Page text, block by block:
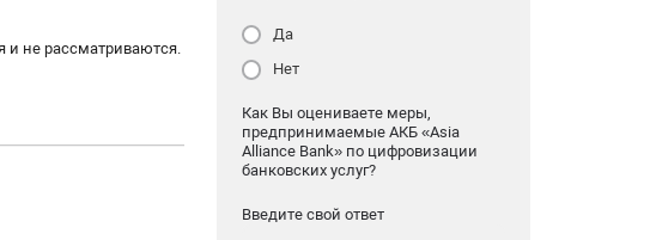
и не рассматриваются.
Да
Нет
Как Вы оцениваете меры,
предпринимаемые АКБ «Asia
Alliance Bank» по цифровизации
банковских услуг?
Введите свой ответ